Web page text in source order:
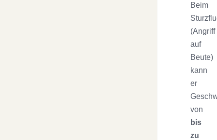
Beim
(Angriff
auf
Beute)
kann
er
von
bis
zu